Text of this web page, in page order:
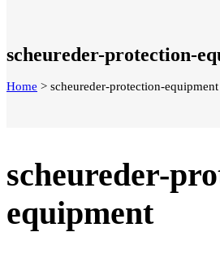
scheureder-protection-
Home > scheureder-protection-equipment
scheureder-
equipment